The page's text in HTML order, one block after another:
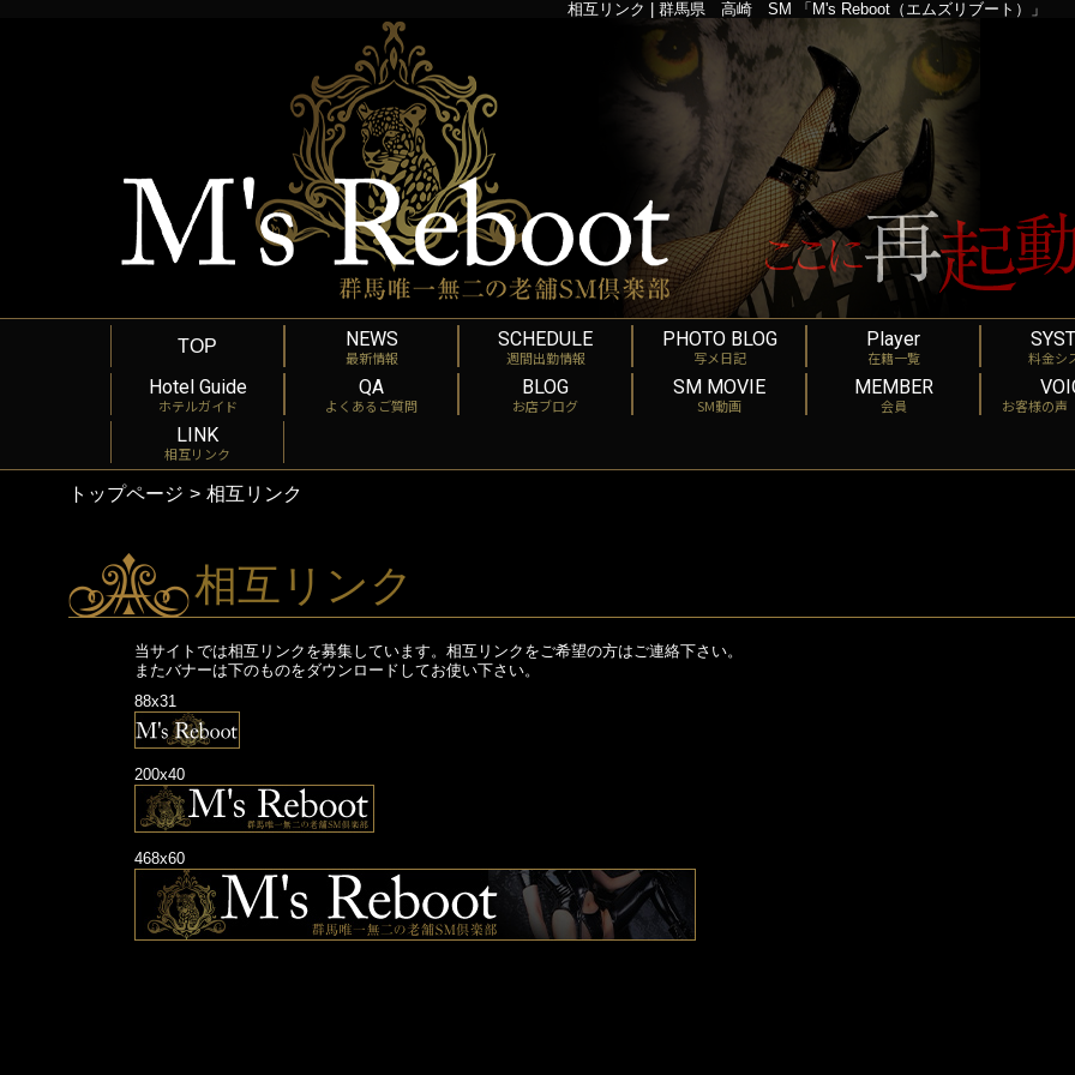
相互リンク | 群馬県 高崎 SM 「M's Reboot（エムズリブート）」
TOP NEWS
最新情報
SCHEDULE
週間出勤情報
PHOTO BLOG
写メ日記
Player
在籍一覧 料金シ
Hotel Guide
ホテルガイド
QA
よくあるご質問
BLOG
お店ブログ
SM MOVIE
SM動画
MEMBER
会員 お客様の声
LINK
相互リンク
トップページ 相互リンク
相互リンク
当サイトでは相互リンクを募集しています。相互リンクをご希望の方はご連絡下さい。
またバナーは下のものをダウンロードしてお使い下さい。
88x31
200x40
468x60